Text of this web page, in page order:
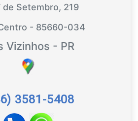
de Setembro, 219
- 85660-034
Vizinhos - PR
3581-5408